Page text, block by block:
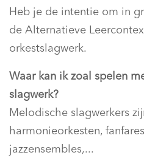
Heb je de intentie om in
de Alternatieve
orkestslagwerk.
Waar kan ik zoal spelen
slagwerk?
Melodische slagwerkers
harmonieorkesten,
jazzensembles,...